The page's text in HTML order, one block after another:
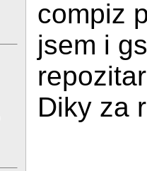
compiz
jsem i
Diky za